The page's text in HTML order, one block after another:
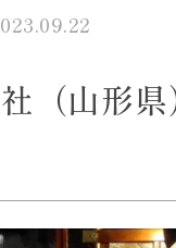
（山形